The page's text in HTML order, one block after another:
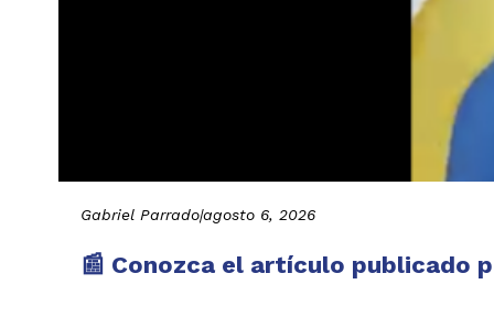
Gabriel Parrado|agosto 6, 2026
📰 Conozca el artículo publicado